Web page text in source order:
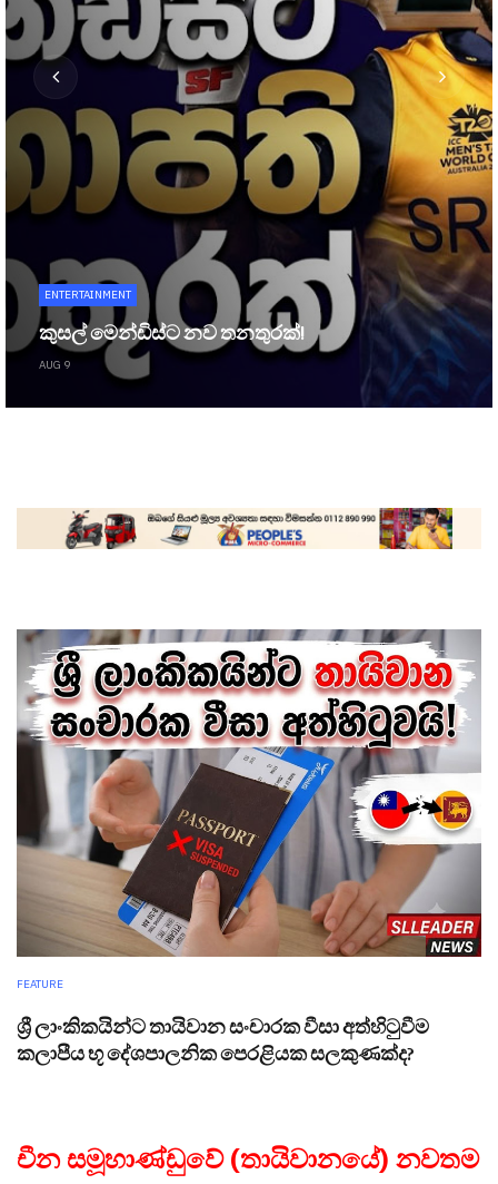
ENTERTAINMENT
කුසල් මෙන්ඩිස්ට නව තනතුරක්!
AUG 9
FEATURE
ශ්‍රී ලාංකිකයින්ට තායිවාන සංචාරක වීසා අත්හිටුවීම
කලාපීය භූ දේශපාලනික පෙරළියක සලකුණක්ද?
චීන සමූහාණ්ඩුවේ (තායිවානයේ) නවතම